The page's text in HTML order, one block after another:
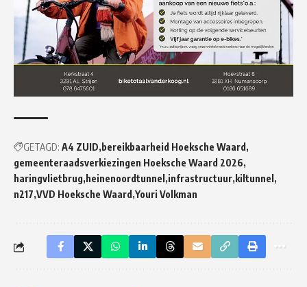
GETAGD: A4 ZUID bereikbaarheid Hoeksche Waard
gemeenteraadsverkiezingen Hoeksche Waard 2026
haringvlietbrug heinenoordtunnel infrastructuur kiltunnel
n217 VVD Hoeksche Waard Youri Volkman